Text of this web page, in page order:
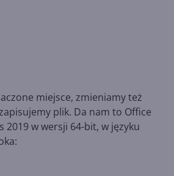
miejsce, zmieniamy też
plik. Da nam to Office
2019 w wersji 64-bit, w języku